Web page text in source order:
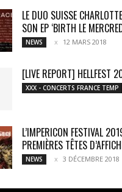
LE DUO SUISSE
SON EP ‘BIRTH LE
NEWS 12 MARS 2018
[LIVE REPORT] HELLFEST
XXX - CONCERTS FRANCE TEMP
L’IMPERICON FESTIVAL
PREMIÈRES TÊTES
NEWS 3 DÉCEMBRE 2018